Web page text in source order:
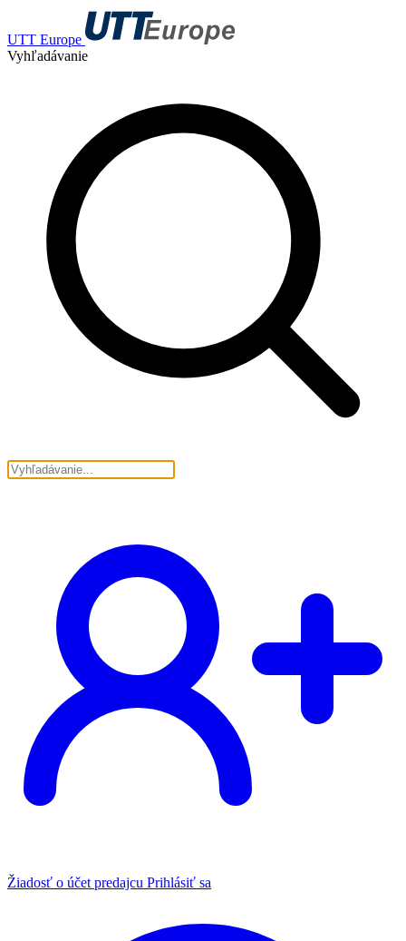
UTT Europe
Vyhľadávanie
Žiadosť o účet predajcu Prihlásiť sa